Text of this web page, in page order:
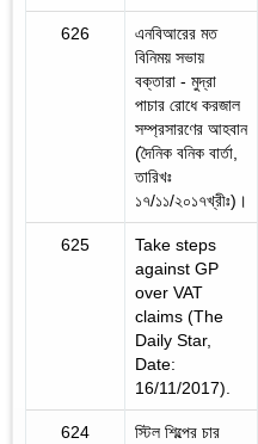
626
এনবিআরের মত
বিনিময় সভায়
বক্তারা - মুদ্রা
পাচার রোধে করজাল
সম্প্রসারণের আহবান
(দৈনিক বনিক বার্তা,
তারিখঃ
১৭/১১/২০১৭খ্রীঃ)।
625
Take steps
against GP
over VAT
claims (The
Daily Star,
Date:
16/11/2017).
624
স্টিল শিল্পের চার